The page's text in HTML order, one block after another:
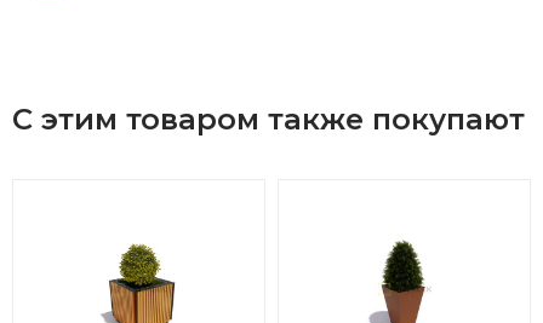
С этим товаром также покупают